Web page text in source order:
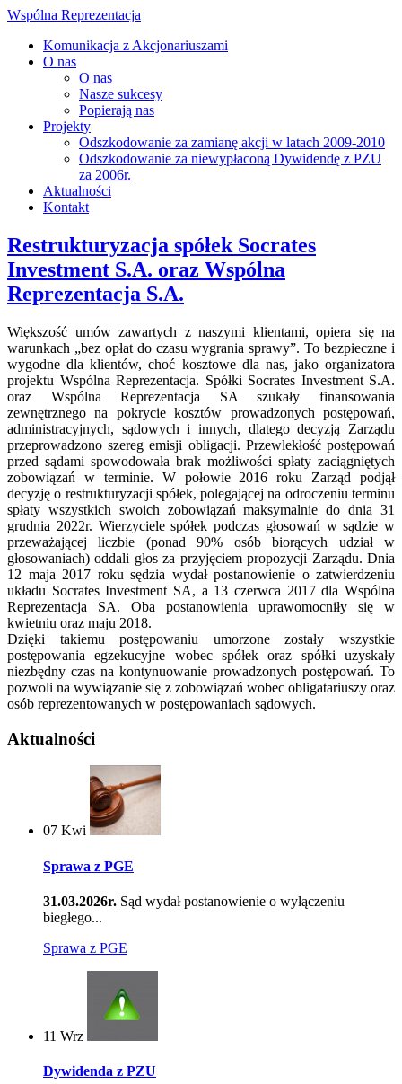
Wspólna Reprezentacja
Komunikacja z Akcjonariuszami
O nas
O nas
Nasze sukcesy
Popierają nas
Projekty
Odszkodowanie za zamianę akcji w latach 2009-2010
Odszkodowanie za niewypłaconą Dywidendę z PZU
za 2006r.
Aktualności
Kontakt
Restrukturyzacja spółek Socrates
Investment S.A. oraz Wspólna
Reprezentacja S.A.
Większość umów zawartych z naszymi klientami, opiera się na
warunkach „bez opłat do czasu wygrania sprawy”. To bezpieczne i
wygodne dla klientów, choć kosztowe dla nas, jako organizatora
projektu Wspólna Reprezentacja. Spółki Socrates Investment S.A.
oraz Wspólna Reprezentacja SA szukały finansowania
zewnętrznego na pokrycie kosztów prowadzonych postępowań,
administracyjnych, sądowych i innych, dlatego decyzją Zarządu
przeprowadzono szereg emisji obligacji. Przewlekłość postępowań
przed sądami spowodowała brak możliwości spłaty zaciągniętych
zobowiązań w terminie. W połowie 2016 roku Zarząd podjął
decyzję o restrukturyzacji spółek, polegającej na odroczeniu terminu
spłaty wszystkich swoich zobowiązań maksymalnie do dnia 31
grudnia 2022r. Wierzyciele spółek podczas głosowań w sądzie w
przeważającej liczbie (ponad 90% osób biorących udział w
głosowaniach) oddali głos za przyjęciem propozycji Zarządu. Dnia
12 maja 2017 roku sędzia wydał postanowienie o zatwierdzeniu
układu Socrates Investment SA, a 13 czerwca 2017 dla Wspólna
Reprezentacja SA. Oba postanowienia uprawomocniły się w
kwietniu oraz maju 2018.
Dzięki takiemu postępowaniu umorzone zostały wszystkie
postępowania egzekucyjne wobec spółek oraz spółki uzyskały
niezbędny czas na kontynuowanie prowadzonych postępowań. To
pozwoli na wywiązanie się z zobowiązań wobec obligatariuszy oraz
osób reprezentowanych w postępowaniach sądowych.
Aktualności
07 Kwi
Sprawa z PGE
31.03.2026r. Sąd wydał postanowienie o wyłączeniu
biegłego...
Sprawa z PGE
11 Wrz
Dywidenda z PZU